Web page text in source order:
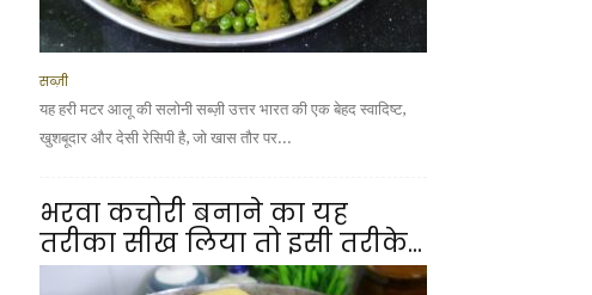
सब्ज़ी
यह हरी मटर आलू की सलोनी सब्ज़ी उत्तर भारत की एक बेहद स्वादिष्ट,
खुशबूदार और देसी रेसिपी है, जो खास तौर पर...
भरवा कचोरी बनाने का यह
तरीका सीख लिया तो इसी तरीके...